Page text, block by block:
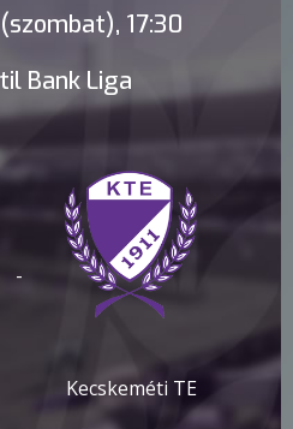
17:30
Bank Liga
-
Kecskeméti TE